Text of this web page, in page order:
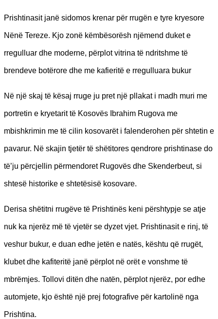
Prishtinasit janë sidomos krenar për rrugën e tyre kryesore
Nënë Tereze. Kjo zonë këmbësorësh njëmend duket e
rregulluar dhe moderne, përplot vitrina të ndritshme të
brendeve botërore dhe me kafieritë e rregulluara bukur
Në një skaj të kësaj rruge ju pret një pllakat i madh muri me
portretin e kryetarit të Kosovës Ibrahim Rugova me
mbishkrimin me të cilin kosovarët i falenderohen për shtetin e
pavarur. Në skajin tjetër të shëtitores qendrore prishtinase do
të’ju përcjellin përmendoret Rugovës dhe Skenderbeut, si
shtesë historike e shtetësisë kosovare.
Derisa shëtitni rrugëve të Prishtinës keni përshtypje se atje
nuk ka njerëz më të vjetër se dyzet vjet. Prishtinasit e rinj, të
veshur bukur, e duan edhe jetën e natës, kështu që rrugët,
klubet dhe kafiteritë janë përplot në orët e vonshme të
mbrëmjes. Tollovi ditën dhe natën, përplot njerëz, por edhe
automjete, kjo është një prej fotografive për kartolinë nga
Prishtina.